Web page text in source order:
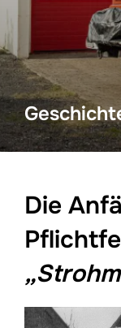
Die